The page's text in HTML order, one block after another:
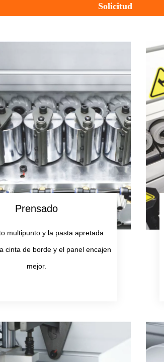
Solicitud
Prensado
multipunto y la pasta apretada
cinta de borde y el panel encajen
mejor.